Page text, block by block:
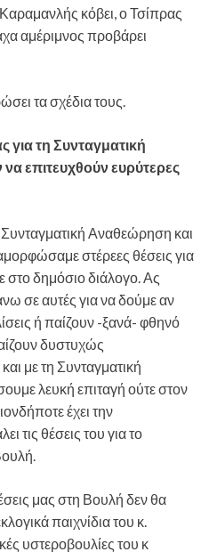
κόβει, ο Τσίπρας
αμέριμνος προβάρει
τα σχέδια τους.
για τη Συνταγματική
επιτευχθούν ευρύτερες
Συνταγματική Αναθεώρηση και
στέρεες θέσεις για
στο δημόσιο διάλογο. Ας
σε αυτές για να δούμε αν
ή παίζουν -ξανά- φθηνό
δυστυχώς
με τη Συνταγματική
λευκή επιταγή ούτε στον
έχει την
τις θέσεις του για το
μας στη Βουλή δεν θα
παιχνίδια του κ.
υστεροβουλίες του κ